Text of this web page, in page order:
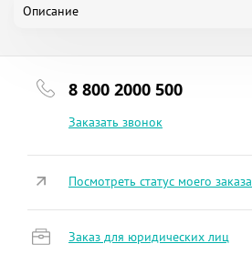
Описание
8 800 2000 500
Заказать звонок
Посмотреть статус моего заказа
Заказ для юридических лиц